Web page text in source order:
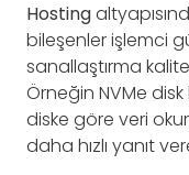
Hosting
bileşenler işlemci
sanallaştırma
Örneğin NVMe disk
diske göre veri
daha hızlı yanıt